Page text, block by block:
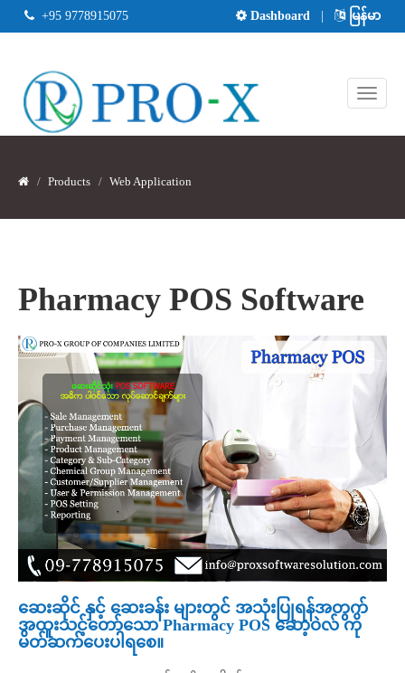
Dashboard မြန်မာ
+95 9778915075
Products Web Application
Pharmacy POS Software
ဆေးဆိုင် နှင့် ဆေးခန်း များတွင် အသုံးပြုရန်အတွက်
အထူးသင့်တော်သော Pharmacy POS ဆော့ဝဲလ် ကို
မိတ်ဆက်ပေးပါရစေ။